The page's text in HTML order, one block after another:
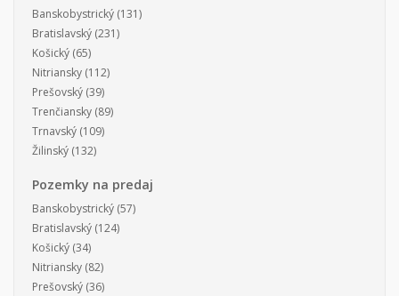
Banskobystrický (131)
Bratislavský (231)
Košický (65)
Nitriansky (112)
Prešovský (39)
Trenčiansky (89)
Trnavský (109)
Žilinský (132)
Pozemky na predaj
Banskobystrický (57)
Bratislavský (124)
Košický (34)
Nitriansky (82)
Prešovský (36)